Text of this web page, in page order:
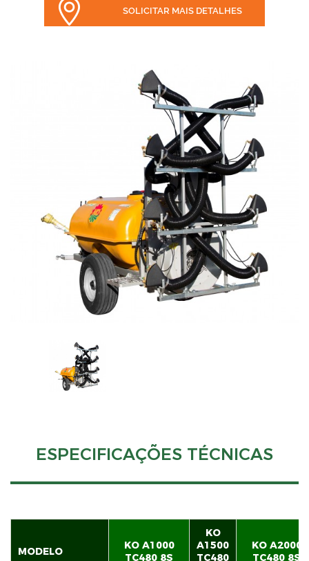
SOLICITAR MAIS DETALHES
ESPECIFICAÇÕES TÉCNICAS
MODELO
KO A1000
TC480 8S
KO
A1500
TC480
KO A2000
TC480 8S